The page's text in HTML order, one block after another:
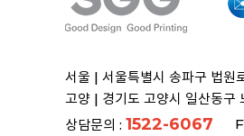
서울 | 서울특별시 송파구 법
고양 | 경기도 고양시 일산동
상담문의 : 1522-6067